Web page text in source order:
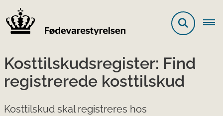
Kosttilskudsregister: Find
registrerede kosttilskud
Kosttilskud skal registreres hos